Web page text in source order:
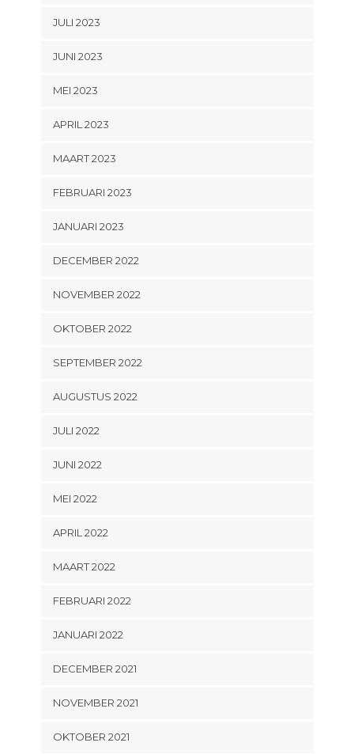
JULI 2023
JUNI 2023
MEI 2023
APRIL 2023
MAART 2023
FEBRUARI 2023
JANUARI 2023
DECEMBER 2022
NOVEMBER 2022
OKTOBER 2022
SEPTEMBER 2022
AUGUSTUS 2022
JULI 2022
JUNI 2022
MEI 2022
APRIL 2022
MAART 2022
FEBRUARI 2022
JANUARI 2022
DECEMBER 2021
NOVEMBER 2021
OKTOBER 2021